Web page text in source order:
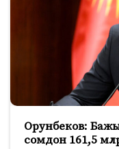
Орунбеков:
сомдон 161,5